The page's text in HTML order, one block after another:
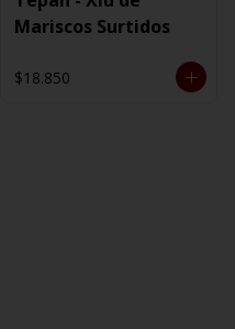
Mariscos Surtidos
$18.850